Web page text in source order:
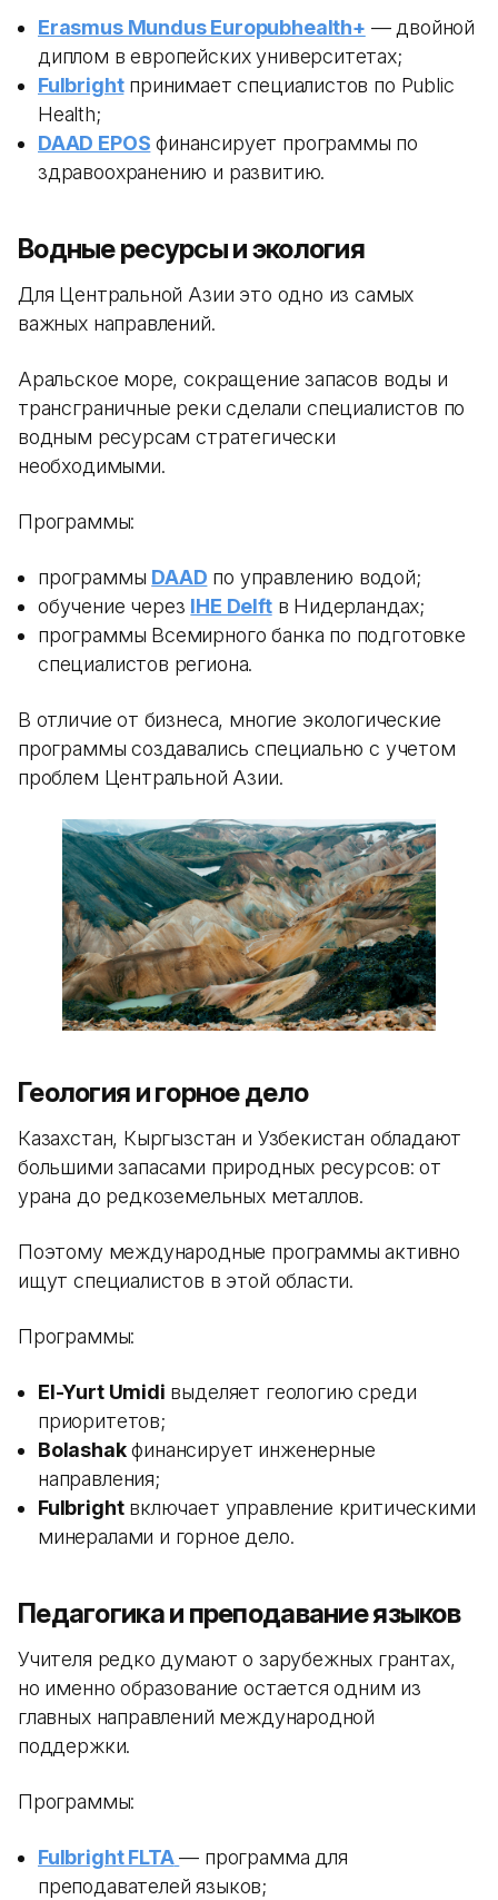
Erasmus Mundus Europubhealth+ — двойной
диплом в европейских университетах;
Fulbrightпринимает специалистов по Public
Health;
DAAD EPOS финансирует программы по
здравоохранению и развитию.
Водные ресурсы и экология
Для Центральной Азии это одно из самых
важных направлений.
Аральское море, сокращение запасов воды и
трансграничные реки сделали специалистов по
водным ресурсам стратегически
необходимыми.
Программы:
программы DAAD по управлению водой;
обучение через IHE Delftв Нидерландах;
программы Всемирного банка по подготовке
специалистов региона.
В отличие от бизнеса, многие экологические
программы создавались специально с учетом
проблем Центральной Азии.
Геология и горное дело
Казахстан, Кыргызстан и Узбекистан обладают
большими запасами природных ресурсов: от
урана до редкоземельных металлов.
Поэтому международные программы активно
ищут специалистов в этой области.
Программы:
El-Yurt Umidi выделяет геологию среди
приоритетов;
Bolashakфинансирует инженерные
направления;
Fulbrightвключает управление критическими
минералами и горное дело.
Педагогика и преподавание языков
Учителя редко думают о зарубежных грантах,
но именно образование остается одним из
главных направлений международной
поддержки.
Программы:
Fulbright FLTA — программа для
преподавателей языков;